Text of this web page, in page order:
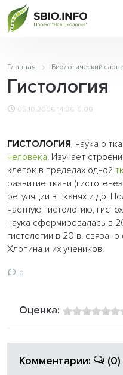
Главная Биологический
Гистология
05.10.2006 14:36 0.00
ГИСТОЛОГИЯ, наука о
человека. Изучает
клеток в пределах одной
развитие ткани
регуляции в тканях и др.
частную гистологию,
наука сформировалась в
гистологии в 20 в.
Хлопина и их учеников.
0
Оценка:
Комментарии: (0)